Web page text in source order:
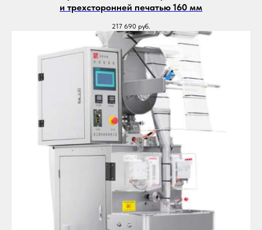
и трехсторонней печатью 160 мм
217 690 руб.